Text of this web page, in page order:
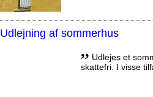
Udlejning af sommerhus
,, Udlejes et
skattefri. I visse